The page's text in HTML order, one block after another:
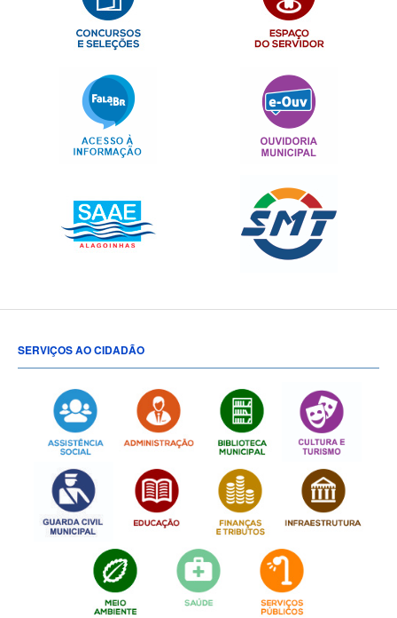
SERVIÇOS AO CIDADÃO